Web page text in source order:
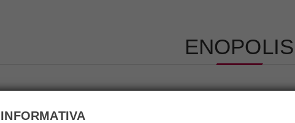
ENOPOLIS
INFORMATIVA